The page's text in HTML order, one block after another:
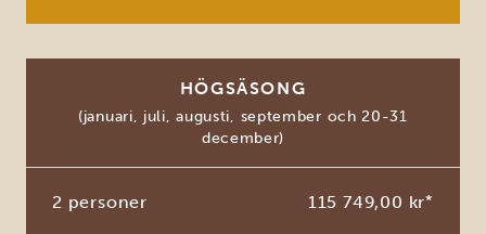
HÖGSÄSONG
(januari, juli, augusti, september och 20-31
december)
2 personer 115 749,00 kr*